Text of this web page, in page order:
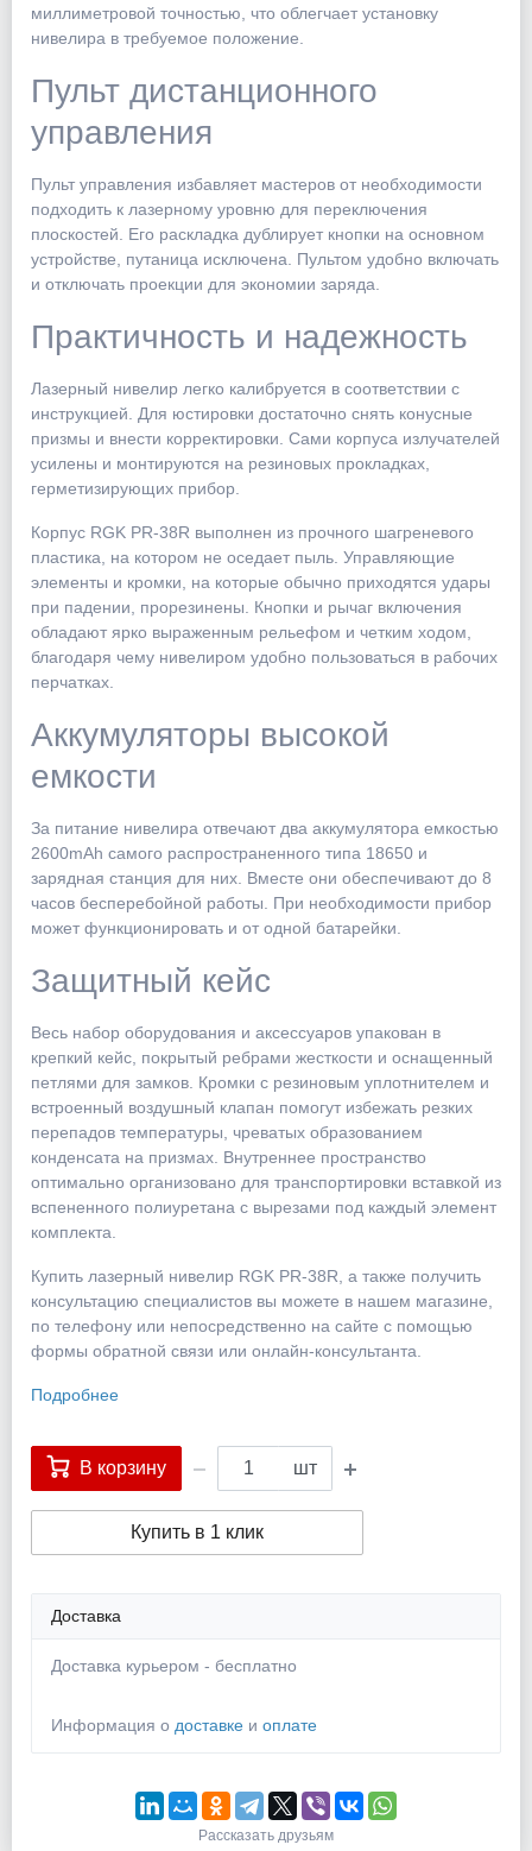
миллиметровой точностью, что облегчает установку
нивелира в требуемое положение.
Пульт дистанционного
управления
Пульт управления избавляет мастеров от необходимости
подходить к лазерному уровню для переключения
плоскостей. Его раскладка дублирует кнопки на основном
устройстве, путаница исключена. Пультом удобно включать
и отключать проекции для экономии заряда.
Практичность и надежность
Лазерный нивелир легко калибруется в соответствии с
инструкцией. Для юстировки достаточно снять конусные
призмы и внести корректировки. Сами корпуса излучателей
усилены и монтируются на резиновых прокладках,
герметизирующих прибор.
Корпус RGK PR-38R выполнен из прочного шагреневого
пластика, на котором не оседает пыль. Управляющие
элементы и кромки, на которые обычно приходятся удары
при падении, прорезинены. Кнопки и рычаг включения
обладают ярко выраженным рельефом и четким ходом,
благодаря чему нивелиром удобно пользоваться в рабочих
перчатках.
Аккумуляторы высокой
емкости
За питание нивелира отвечают два аккумулятора емкостью
2600mAh самого распространенного типа 18650 и
зарядная станция для них. Вместе они обеспечивают до 8
часов бесперебойной работы. При необходимости прибор
может функционировать и от одной батарейки.
Защитный кейс
Весь набор оборудования и аксессуаров упакован в
крепкий кейс, покрытый ребрами жесткости и оснащенный
петлями для замков. Кромки с резиновым уплотнителем и
встроенный воздушный клапан помогут избежать резких
перепадов температуры, чреватых образованием
конденсата на призмах. Внутреннее пространство
оптимально организовано для транспортировки вставкой из
вспененного полиуретана с вырезами под каждый элемент
комплекта.
Купить лазерный нивелир RGK PR-38R, а также получить
консультацию специалистов вы можете в нашем магазине,
по телефону или непосредственно на сайте с помощью
формы обратной связи или онлайн-консультанта.
Подробнее
В корзину шт
Купить в 1 клик
Доставка
Доставка курьером - бесплатно
Информация о доставке и оплате
Рассказать друзьям